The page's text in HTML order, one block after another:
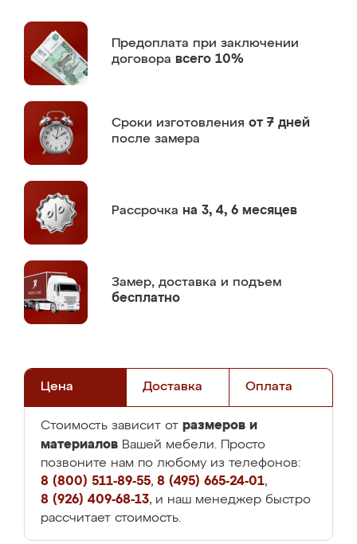
Предоплата при заключении
договора всего 10%
Сроки изготовления от 7 дней
после замера
Рассрочка на 3, 4, 6 месяцев
Замер, доставка и подъем
бесплатно
Цена Доставка Оплата
Стоимость зависит от размеров и
материалов Вашей мебели. Просто
позвоните нам по любому из телефонов:
8 (800) 511-89-55, 8 (495) 665-24-01,
8 (926) 409-68-13, и наш менеджер быстро
рассчитает стоимость.